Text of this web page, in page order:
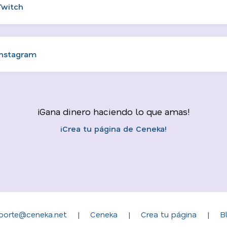
¡Gana dinero haciendo lo que amas!
¡Crea tu página de Ceneka!
| Ceneka | Crea tu página |